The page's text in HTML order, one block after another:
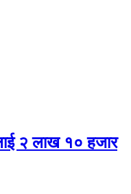
२ लाख १० हजार